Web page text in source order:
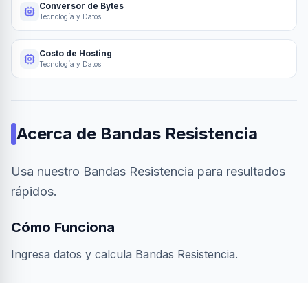
Conversor de Bytes
Tecnología y Datos
Costo de Hosting
Tecnología y Datos
Acerca de Bandas Resistencia
Usa nuestro Bandas Resistencia para resultados
rápidos.
Cómo Funciona
Ingresa datos y calcula Bandas Resistencia.